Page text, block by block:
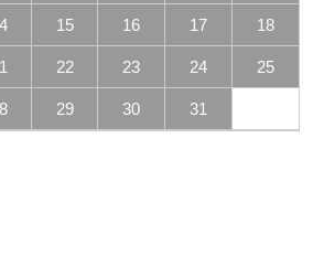
15 16 17 18
22 23 24 25
29 30
31